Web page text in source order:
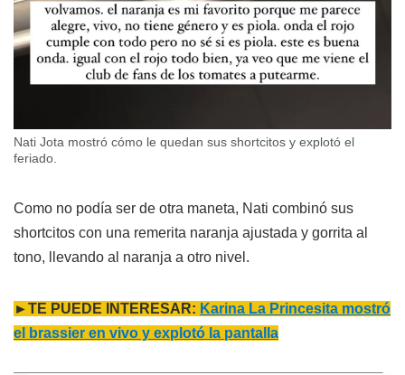
Nati Jota mostró cómo le quedan sus shortcitos y explotó el
feriado.
Como no podía ser de otra maneta, Nati combinó sus
shortcitos con una remerita naranja ajustada y gorrita al
tono, llevando al naranja a otro nivel.
►TE PUEDE INTERESAR: Karina La Princesita mostró
el brassier en vivo y explotó la pantalla